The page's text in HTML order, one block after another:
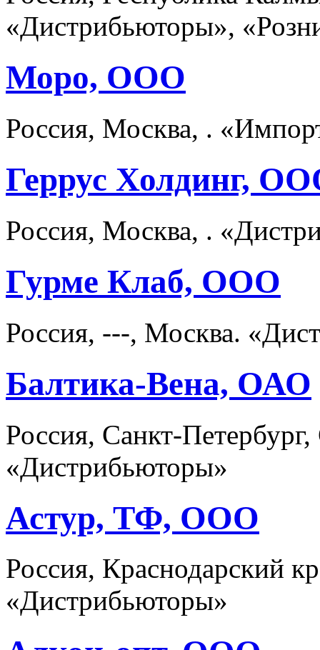
«Дистрибьюторы»,
Моро, ООО
Россия, Москва, .
Геррус Холдинг,
Россия, Москва, .
Гурме Клаб, ООО
Россия, ---, Москва.
Балтика-Вена, ОАО
Россия, Санкт-
«Дистрибьюторы»
Астур, ТФ, ООО
Россия, Краснодарский
«Дистрибьюторы»